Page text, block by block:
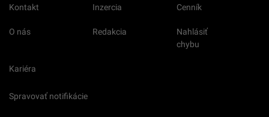
Kontakt Inzercia Cenník
O nás Redakcia
Nahlásiť
chybu
Kariéra
Spravovať notifikácie